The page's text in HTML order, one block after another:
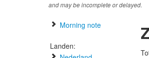
and may be incomplete or delayed.
Morning note
Landen: